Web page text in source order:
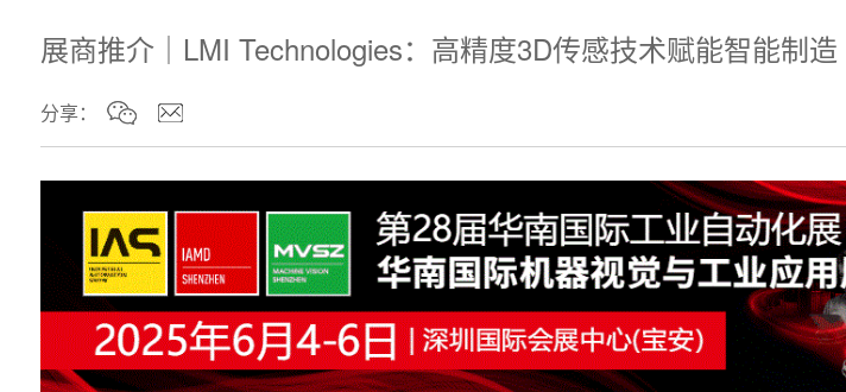
展商推介｜LMI Technologies：高精度3D传感技术赋能智能制造
分享：